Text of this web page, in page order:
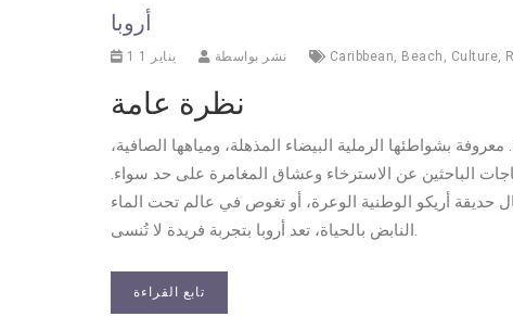
أروبا
1 يناير 1 نشر بواسطة Caribbean, Beach , Culture,
نظرة عامة
على بعد 15 ميلاً شمال فنزويلا. معروفة بشواطئها الرملية البيضاء المذهلة، ومياهها الصافية،
الباحثين عن الاسترخاء وعشاق المغامرة على حد سواء.
أريكو الوطنية الوعرة، أو تغوص في عالم تحت الماء
النابض بالحياة، تعد أروبا بتجربة فريدة لا تُنسى.
تابع القراءة